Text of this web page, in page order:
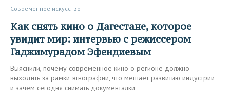
Современное искусство
Как снять кино о Дагестане, которое
увидит мир: интервью с режиссером
Гаджимурадом Эфендиевым
Выяснили, почему современное кино о регионе должно
выходить за рамки этнографии, что мешает развитию индустрии
и зачем сегодня снимать документалки